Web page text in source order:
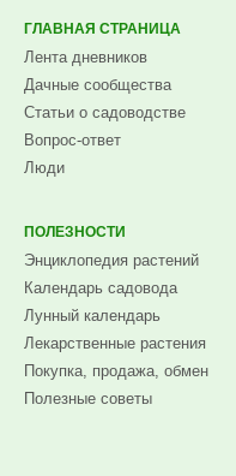
ГЛАВНАЯ СТРАНИЦА
Лента дневников
Дачные сообщества
Статьи о садоводстве
Вопрос-ответ
Люди
ПОЛЕЗНОСТИ
Энциклопедия растений
Календарь садовода
Лунный календарь
Лекарственные растения
Покупка, продажа, обмен
Полезные советы